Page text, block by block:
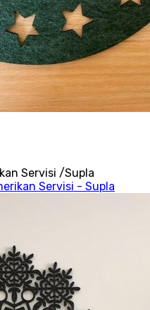
Servisi /Supla
Servisi - Supla